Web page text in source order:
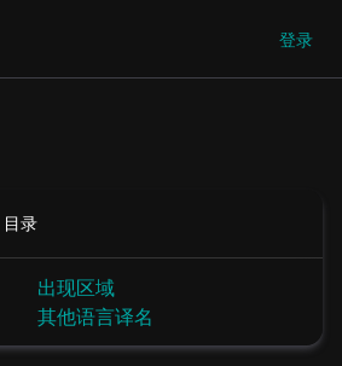
登录
目录
出现区域
其他语言译名